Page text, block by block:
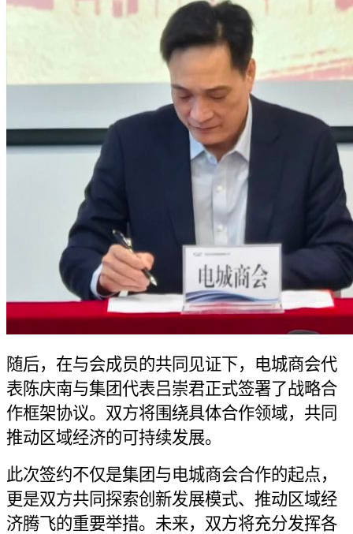
随后，在与会成员的共同见证下，电城商会代
表陈庆南与集团代表吕崇君正式签署了战略合
作框架协议。双方将围绕具体合作领域，共同
推动区域经济的可持续发展。
此次签约不仅是集团与电城商会合作的起点，
更是双方共同探索创新发展模式、推动区域经
济腾飞的重要举措。未来，双方将充分发挥各